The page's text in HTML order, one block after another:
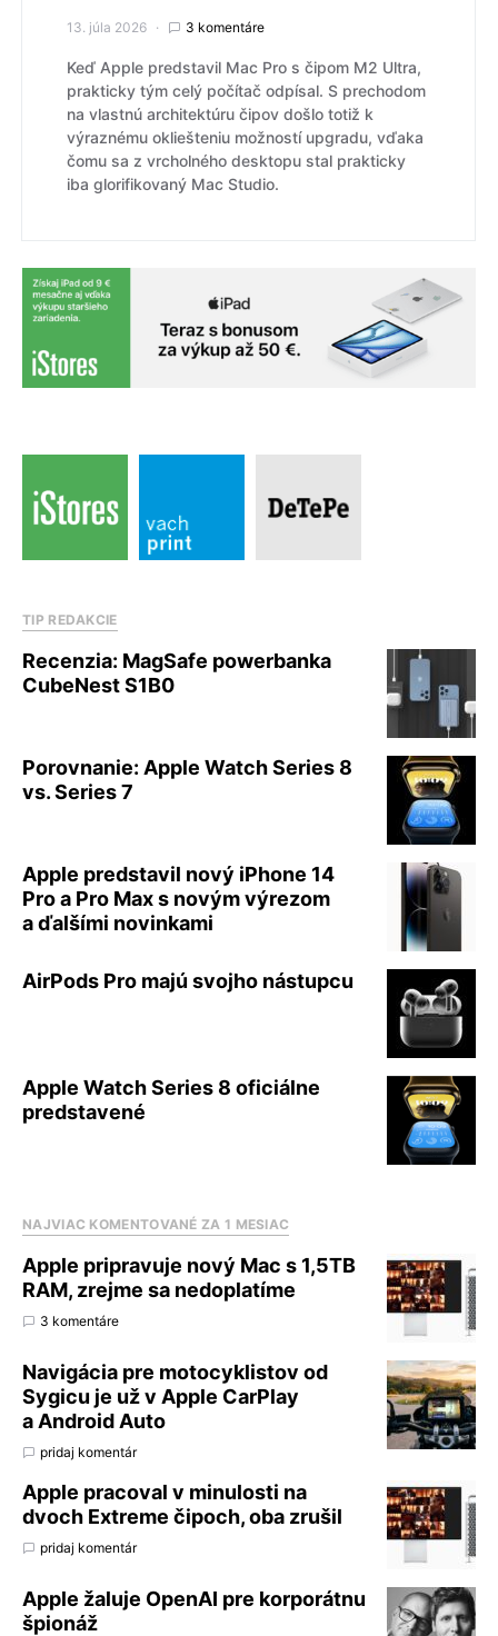
13. júla 2026 3 komentáre
Keď Apple predstavil Mac Pro s čipom M2 Ultra,
prakticky tým celý počítač odpísal. S prechodom
na vlastnú architektúru čipov došlo totiž k
výraznému okliešteniu možností upgradu, vďaka
čomu sa z vrcholného desktopu stal prakticky
iba glorifikovaný Mac Studio.
TIP REDAKCIE
Recenzia: MagSafe powerbanka
CubeNest S1B0
Porovnanie: Apple Watch Series 8
vs. Series 7
Apple predstavil nový iPhone 14
Pro a Pro Max s novým výrezom
a ďalšími novinkami
AirPods Pro majú svojho nástupcu
Apple Watch Series 8 oficiálne
predstavené
NAJVIAC KOMENTOVANÉ ZA 1 MESIAC
Apple pripravuje nový Mac s 1,5TB
RAM, zrejme sa nedoplatíme
3 komentáre
Navigácia pre motocyklistov od
Sygicu je už v Apple CarPlay
a Android Auto
pridaj komentár
Apple pracoval v minulosti na
dvoch Extreme čipoch, oba zrušil
pridaj komentár
Apple žaluje OpenAI pre korporátnu
špionáž